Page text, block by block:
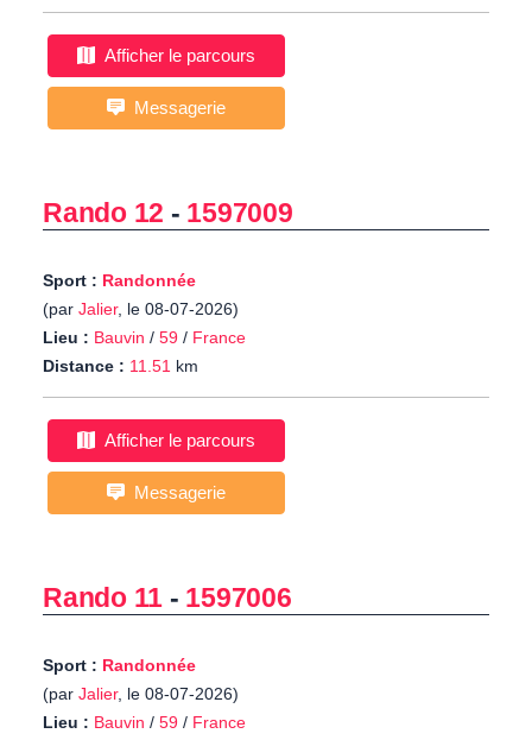
Afficher le parcours
Messagerie
Rando 12 - 1597009
Sport : Randonnée
(par Jalier, le 08-07-2026)
Lieu : Bauvin / 59 / France
Distance : 11.51 km
Afficher le parcours
Messagerie
Rando 11 - 1597006
Sport : Randonnée
(par Jalier, le 08-07-2026)
Lieu : Bauvin / 59 / France